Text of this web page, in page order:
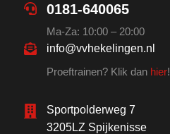
0181-640065
Ma-Za: 10:00 – 20:00
info@vvhekelingen.nl
Proeftrainen? Klik dan hier!
Sportpolderweg 7
3205LZ Spijkenisse